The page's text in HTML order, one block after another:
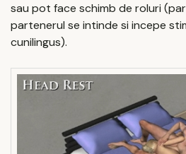
sau pot face schimb de roluri
partenerul se intinde si incepe
cunilingus).